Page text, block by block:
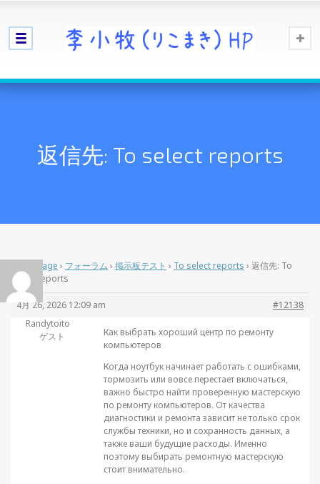
返信先: To select reports
Home Page › フォーラム › 掲示板テスト › To select reports › 返信先: To
select reports
4月 26, 2026 12:09 am
#12138
Randytoito
ゲスト
Как выбрать хороший центр по ремонту
компьютеров
Когда ноутбук начинает работать с ошибками,
тормозить или вовсе перестает включаться,
важно быстро найти проверенную мастерскую
по ремонту компьютеров. От качества
диагностики и ремонта зависит не только срок
службы техники, но и сохранность данных, а
также ваши будущие расходы. Именно
поэтому выбирать ремонтную мастерскую
стоит внимательно.